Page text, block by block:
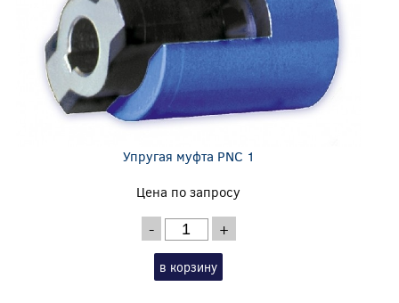
Упругая муфта PNC 1
Цена по запросу
- +
в корзину